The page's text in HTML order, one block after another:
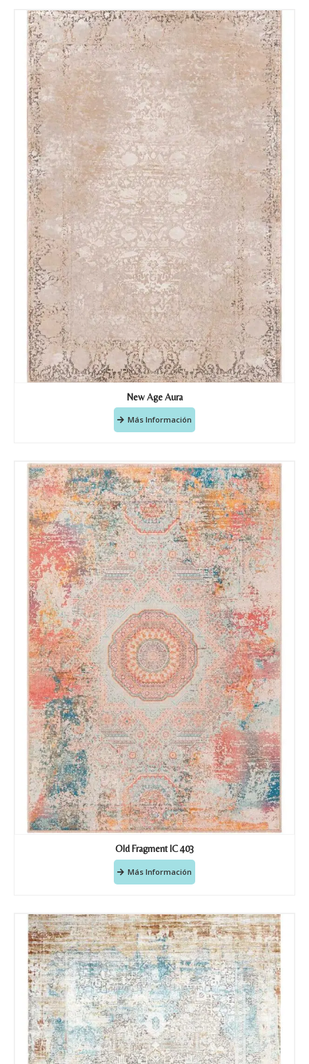
New Age Aura
Más Información
Old Fragment IC 403
Más Información
Nombre y apellido*
Teléfono
Correo electronico*
Tu mensaje.
Nombre y Referencia del producto*
Acuerdo RGPD*
Doy mi consentimiento para que
esta web almacene la
información que envío para que
puedan responder a mi petición.
Recibir mi oferta